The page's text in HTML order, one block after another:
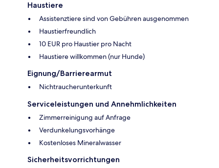
Haustiere
Assistenztiere sind von Gebühren ausgenommen
Haustierfreundlich
10 EUR pro Haustier pro Nacht
Haustiere willkommen (nur Hunde)
Eignung/Barrierearmut
Nichtraucherunterkunft
Serviceleistungen und Annehmlichkeiten
Zimmerreinigung auf Anfrage
Verdunkelungsvorhänge
Kostenloses Mineralwasser
Sicherheitsvorrichtungen